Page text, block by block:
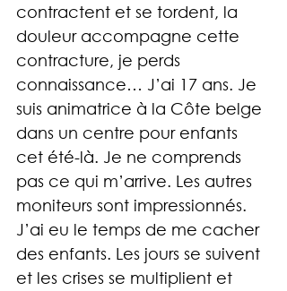
contractent et se tordent, la
douleur accompagne cette
contracture, je perds
connaissance… J’ai 17 ans. Je
suis animatrice à la Côte belge
dans un centre pour enfants
cet été-là. Je ne comprends
pas ce qui m’arrive. Les autres
moniteurs sont impressionnés.
J’ai eu le temps de me cacher
des enfants. Les jours se suivent
et les crises se multiplient et